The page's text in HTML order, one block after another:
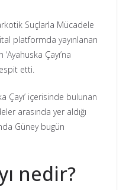
Suçlarla Mücadele
platformda yayınlanan
Çayı’na
etti.
Çayı’ içerisinde bulunan
arasında yer aldığı
Güney bugün
nedir?